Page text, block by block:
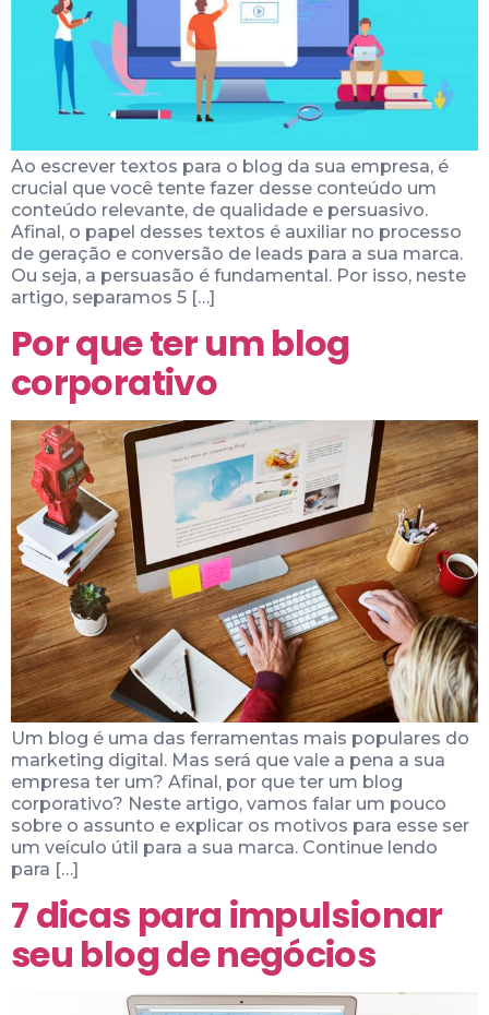
Ao escrever textos para o blog da sua empresa, é
crucial que você tente fazer desse conteúdo um
conteúdo relevante, de qualidade e persuasivo.
Afinal, o papel desses textos é auxiliar no processo
de geração e conversão de leads para a sua marca.
Ou seja, a persuasão é fundamental. Por isso, neste
artigo, separamos 5 […]
Por que ter um blog
corporativo
Um blog é uma das ferramentas mais populares do
marketing digital. Mas será que vale a pena a sua
empresa ter um? Afinal, por que ter um blog
corporativo? Neste artigo, vamos falar um pouco
sobre o assunto e explicar os motivos para esse ser
um veículo útil para a sua marca. Continue lendo
para […]
7 dicas para impulsionar
seu blog de negócios